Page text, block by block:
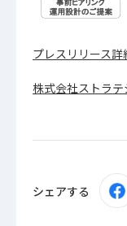
プレスリリース詳
株式会社ストラ
シェアする